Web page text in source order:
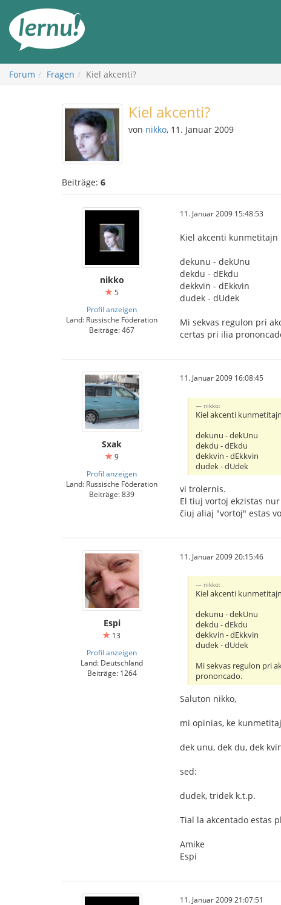
Inhalt
Forum Fragen Kiel akcenti?
Kiel akcenti?
von nikko, 11. Januar 2009
Beiträge: 6
nikko
5
Profil anzeigen
Land: Russische Föderation
Beiträge: 467
11. Januar 2009 15:48:53
Kiel akcenti kunmetitajn
dekunu - dekUnu
dekdu - dEkdu
dekkvin - dEkkvin
dudek - dUdek
Mi sekvas regulon pri
certas pri ilia
Sxak
9
Profil anzeigen
Land: Russische Föderation
Beiträge: 839
11. Januar 2009 16:08:45
nikko:
Kiel akcenti
dekunu - dekUnu
dekdu - dEkdu
dekkvin - dEkkvin
dudek - dUdek
vi trolernis.
El tiuj vortoj ekzistas
ĉiuj aliaj "vortoj" estas
Espi
13
Profil anzeigen
Land: Deutschland
Beiträge: 1264
11. Januar 2009 20:15:46
nikko:
Kiel akcenti
dekunu - dekUnu
dekdu - dEkdu
dekkvin - dEkkvin
dudek - dUdek
Mi sekvas regulon pri
prononcado.
Saluton nikko,
mi opinias, ke
dek unu, dek du, dek
sed:
dudek, tridek k.t.p.
Tial la akcentado estas
Amike
Espi
11. Januar 2009 21:07:51